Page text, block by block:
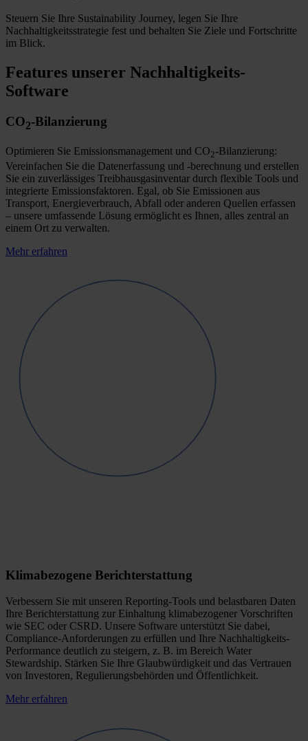
Steuern Sie Ihre Sustainability Journey, legen Sie Ihre
Nachhaltigkeitsstrategie fest und behalten Sie Ziele und Fortschritte
im Blick.
Features unserer Nachhaltigkeits-
Software
CO2-Bilanzierung
Optimieren Sie Emissionsmanagement und CO2-Bilanzierung:
Vereinfachen Sie die Datenerfassung und -berechnung und erstellen
Sie ein zuverlässiges Treibhausgasinventar durch flexible Tools und
integrierte Emissionsfaktoren. Egal, ob Sie Emissionen aus
Transport, Energieverbrauch, Abfall oder anderen Quellen erfassen
– unsere umfassende Lösung ermöglicht es Ihnen, alles zentral an
einem Ort zu verwalten.
Mehr erfahren
Klimabezogene Berichterstattung
Verbessern Sie mit unseren Reporting-Tools und belastbaren Daten
Ihre Berichterstattung zur Einhaltung klimabezogener Vorschriften
wie SEC oder CSRD. Unsere Software unterstützt Sie dabei,
Compliance-Anforderungen zu erfüllen und Ihre Nachhaltigkeits-
Performance deutlich zu steigern, z. B. im Bereich Water
Stewardship. Stärken Sie Ihre Glaubwürdigkeit und das Vertrauen
von Investoren, Regulierungsbehörden und Öffentlichkeit.
Mehr erfahren